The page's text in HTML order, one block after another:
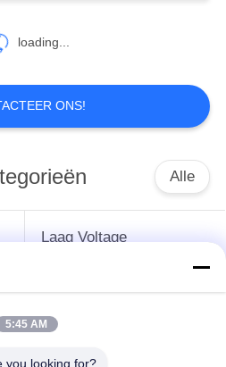
loading...
ONS!
Alle
Laag Voltage
5:45 AM
you looking for?